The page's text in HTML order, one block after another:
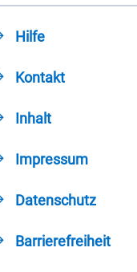
Hilfe
Kontakt
Inhalt
Impressum
Datenschutz
Barrierefreiheit